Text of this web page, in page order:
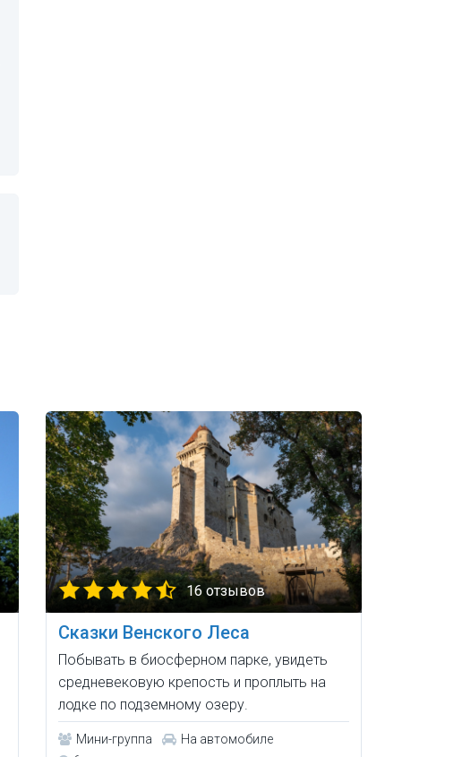
16 отзывов
Сказки Венского Леса
Побывать в биосферном парке, увидеть
средневековую крепость и проплыть на
лодке по подземному озеру.
Мини-группа
На автомобиле